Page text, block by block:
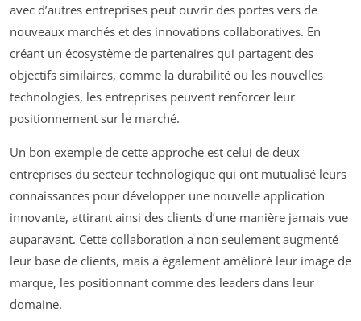
avec d’autres entreprises peut ouvrir des portes vers de
nouveaux marchés et des innovations collaboratives. En
créant un écosystème de partenaires qui partagent des
objectifs similaires, comme la durabilité ou les nouvelles
technologies, les entreprises peuvent renforcer leur
positionnement sur le marché.
Un bon exemple de cette approche est celui de deux
entreprises du secteur technologique qui ont mutualisé leurs
connaissances pour développer une nouvelle application
innovante, attirant ainsi des clients d’une manière jamais vue
auparavant. Cette collaboration a non seulement augmenté
leur base de clients, mais a également amélioré leur image de
marque, les positionnant comme des leaders dans leur
domaine.